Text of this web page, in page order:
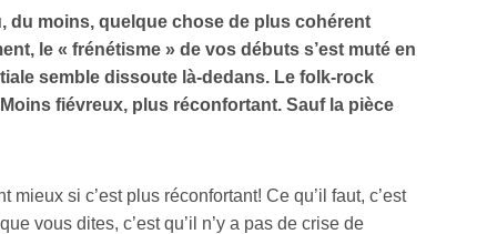
du moins, quelque chose de plus cohérent
le « frénétisme » de vos débuts s’est muté en
semble dissoute là-dedans. Le folk-rock
fiévreux, plus réconfortant. Sauf la pièce
mieux si c’est plus réconfortant! Ce qu’il faut, c’est
vous dites, c’est qu’il n’y a pas de crise de